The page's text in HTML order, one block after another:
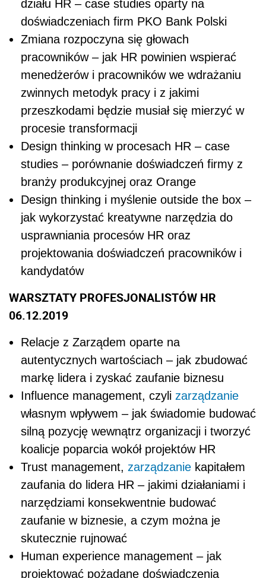
działu HR – case studies oparty na
doświadczeniach firm PKO Bank Polski
Zmiana rozpoczyna się głowach
pracowników – jak HR powinien wspierać
menedżerów i pracowników we wdrażaniu
zwinnych metodyk pracy i z jakimi
przeszkodami będzie musiał się mierzyć w
procesie transformacji
Design thinking w procesach HR – case
studies – porównanie doświadczeń firmy z
branży produkcyjnej oraz Orange
Design thinking i myślenie outside the box –
jak wykorzystać kreatywne narzędzia do
usprawniania procesów HR oraz
projektowania doświadczeń pracowników i
kandydatów
WARSZTATY PROFESJONALISTÓW HR
06.12.2019
Relacje z Zarządem oparte na
autentycznych wartościach – jak zbudować
markę lidera i zyskać zaufanie biznesu
Influence management, czyli zarządzanie
własnym wpływem – jak świadomie budować
silną pozycję wewnątrz organizacji i tworzyć
koalicje poparcia wokół projektów HR
Trust management, zarządzanie kapitałem
zaufania do lidera HR – jakimi działaniami i
narzędziami konsekwentnie budować
zaufanie w biznesie, a czym można je
skutecznie rujnować
Human experience management – jak
projektować pożądane doświadczenia